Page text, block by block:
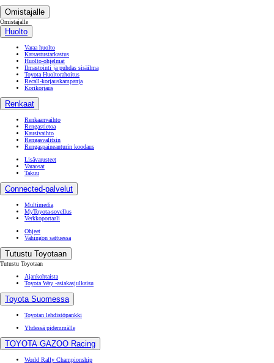
Omistajalle
Omistajalle
Huolto
Varaa huolto
Katsastustarkastus
Huolto-ohjelmat
Ilmastointi ja puhdas sisäilma
Toyota Huoltorahoitus
Recall-korjauskampanja
Korikorjaus
Renkaat
Renkaanvaihto
Rengastietoa
Kausivaihto
Rengasvalitsin
Rengaspaineanturin koodaus
Lisävarusteet
Varaosat
Takuu
Connected-palvelut
Multimedia
MyToyota-sovellus
Verkkoportaali
Ohjeet
Vahingon sattuessa
Tutustu Toyotaan
Tutustu Toyotaan
Ajankohtaista
Toyota Way -asiakasjulkaisu
Toyota Suomessa
Toyotan lehdistöpankki
Yhdessä pidemmälle
TOYOTA GAZOO Racing
World Rally Championship